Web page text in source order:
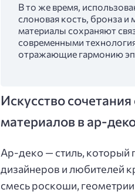
В то же время,
слоновая кость, бронза и
материалы сохраняют
современными
отражающие гармонию
Искусство
материалов в ар-
Ар-деко — стиль, который
дизайнеров и любителей
смесь роскоши,